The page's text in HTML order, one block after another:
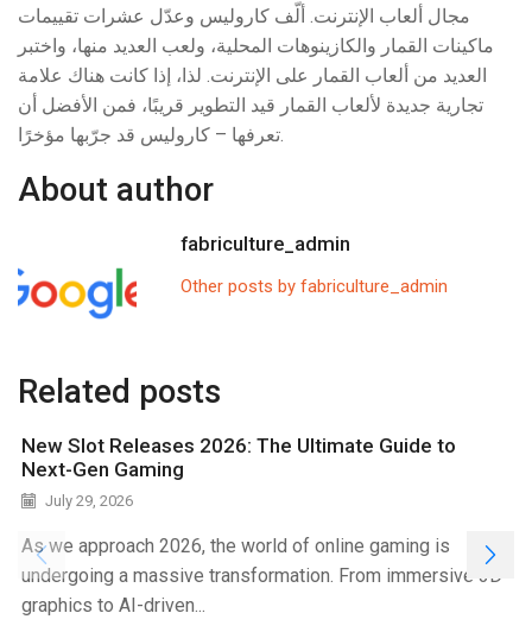
مجال ألعاب الإنترنت. ألّف كاروليس وعدّل عشرات تقييمات
ماكينات القمار والكازينوهات المحلية، ولعب العديد منها، واختبر
العديد من ألعاب القمار على الإنترنت. لذا، إذا كانت هناك علامة
تجارية جديدة لألعاب القمار قيد التطوير قريبًا، فمن الأفضل أن
About author
fabriculture_admin
Other posts by fabriculture_admin
Related posts
New Slot Releases 2026: The Ultimate Guide to
Next-Gen Gaming
July 29, 2026
As we approach 2026, the world of online gaming is
undergoing a massive transformation. From immersive 3D
graphics to AI-driven...